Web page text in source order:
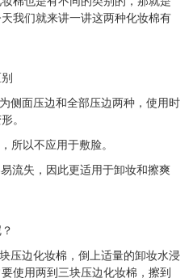
我们就来讲一讲这两种化妆棉有
侧面压边和全部压边两种，使用时
。
所以不应用于敷脸。
流失，因此更适用于卸妆和擦爽
压边化妆棉，倒上适量的卸妆水浸
使用两到三块压边化妆棉，擦到